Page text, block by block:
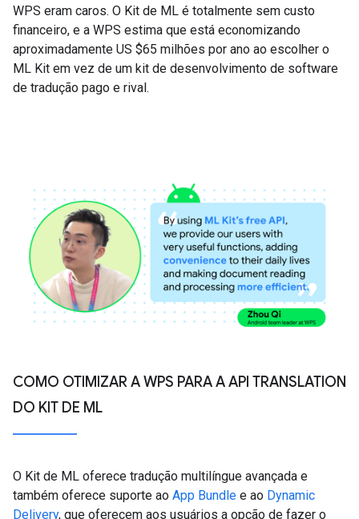
WPS eram caros. O Kit de ML é totalmente sem custo
financeiro, e a WPS estima que está economizando
aproximadamente US $65 milhões por ano ao escolher o
ML Kit em vez de um kit de desenvolvimento de software
de tradução pago e rival.
COMO OTIMIZAR A WPS PARA A API TRANSLATION
DO KIT DE ML
O Kit de ML oferece tradução multilíngue avançada e
também oferece suporte ao App Bundle e ao Dynamic
Delivery, que oferecem aos usuários a opção de fazer o